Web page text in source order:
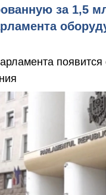
за 1,5
появится